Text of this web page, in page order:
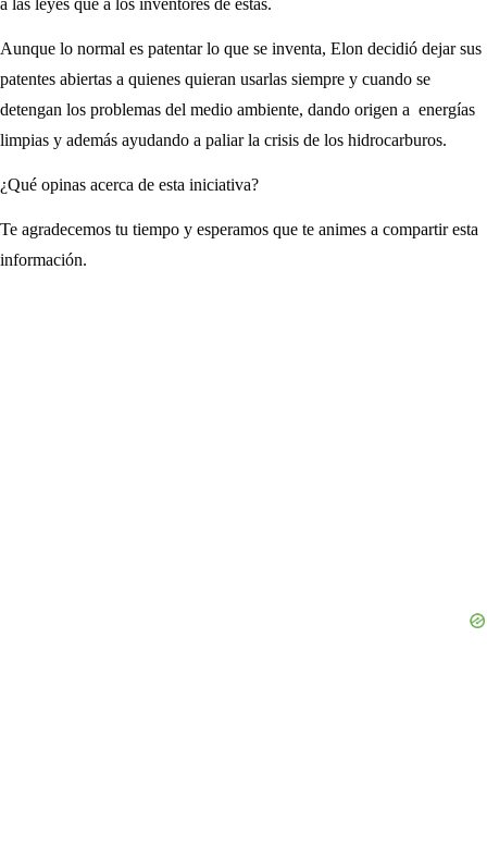
a las leyes que a los inventores de estas.
Aunque lo normal es patentar lo que se inventa, Elon decidió dejar sus
patentes abiertas a quienes quieran usarlas siempre y cuando se
detengan los problemas del medio ambiente, dando origen a energías
limpias y además ayudando a paliar la crisis de los hidrocarburos.
¿Qué opinas acerca de esta iniciativa?
Te agradecemos tu tiempo y esperamos que te animes a compartir esta
información.